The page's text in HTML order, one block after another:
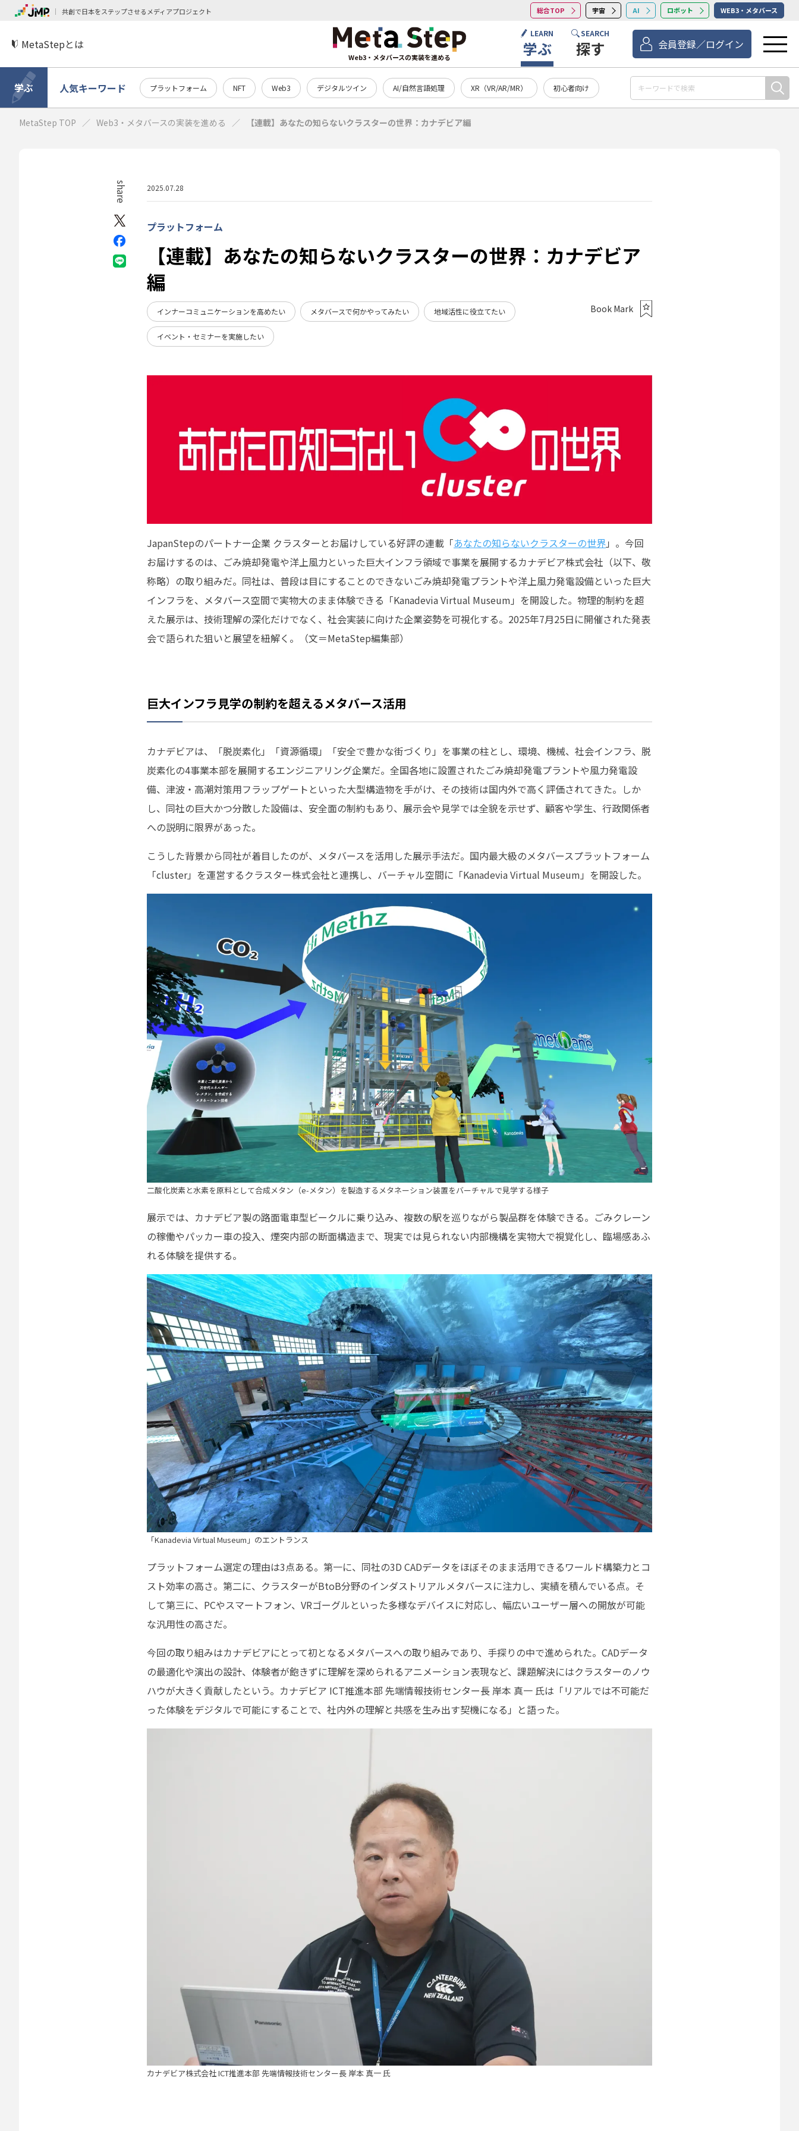
共創で日本をステップさせるメディアプロジェクト 総合TOP 宇宙 AI ロボット WEB3・メタバース
Web3・メタバースの実装を進める
MetaStepとは
LEARN
学ぶ
SEARCH
探す 会員登録／ログイン
学ぶ 人気キーワード プラットフォーム NFT Web3 デジタルツイン AI/自然言語処理 XR（VR/AR/MR） 初心者向け
MetaStep TOP Web3・メタバースの実装を進める 【連載】あなたの知らないクラスターの世界：カナデビア編
2025.07.28
プラットフォーム
【連載】あなたの知らないクラスターの世界：カナデビア
編
インナーコミュニケーションを高めたい メタバースで何かやってみたい 地域活性に役立てたい
イベント・セミナーを実施したい
Book Mark
JapanStepのパートナー企業 クラスターとお届けしている好評の連載「あなたの知らないクラスターの世界」。今回
お届けするのは、ごみ焼却発電や洋上風力といった巨大インフラ領域で事業を展開するカナデビア株式会社（以下、敬
称略）の取り組みだ。同社は、普段は目にすることのできないごみ焼却発電プラントや洋上風力発電設備といった巨大
インフラを、メタバース空間で実物大のまま体験できる「Kanadevia Virtual Museum」を開設した。物理的制約を超
えた展示は、技術理解の深化だけでなく、社会実装に向けた企業姿勢を可視化する。2025年7月25日に開催された発表
会で語られた狙いと展望を紐解く。
（文＝MetaStep編集部）
巨大インフラ見学の制約を超えるメタバース活用
カナデビアは、「脱炭素化」「資源循環」「安全で豊かな街づくり」を事業の柱とし、環境、機械、社会インフラ、脱
炭素化の4事業本部を展開するエンジニアリング企業だ。全国各地に設置されたごみ焼却発電プラントや風力発電設
備、津波・高潮対策用フラップゲートといった大型構造物を手がけ、その技術は国内外で高く評価されてきた。しか
し、同社の巨大かつ分散した設備は、安全面の制約もあり、展示会や見学では全貌を示せず、顧客や学生、行政関係者
への説明に限界があった。
こうした背景から同社が着目したのが、メタバースを活用した展示手法だ。国内最大級のメタバースプラットフォーム
「cluster」を運営するクラスター株式会社と連携し、バーチャル空間に「Kanadevia Virtual Museum」を開設した。
二酸化炭素と水素を原料として合成メタン（e-メタン）を製造するメタネーション装置をバーチャルで見学する様子
展示では、カナデビア製の路面電車型ビークルに乗り込み、複数の駅を巡りながら製品群を体験できる。ごみクレーン
の稼働やパッカー車の投入、煙突内部の断面構造まで、現実では見られない内部機構を実物大で視覚化し、臨場感あふ
れる体験を提供する。
「Kanadevia Virtual Museum」のエントランス
プラットフォーム選定の理由は3点ある。第一に、同社の3D CADデータをほぼそのまま活用できるワールド構築力とコ
スト効率の高さ。第二に、クラスターがBtoB分野のインダストリアルメタバースに注力し、実績を積んでいる点。そ
して第三に、PCやスマートフォン、VRゴーグルといった多様なデバイスに対応し、幅広いユーザー層への開放が可能
な汎用性の高さだ。
今回の取り組みはカナデビアにとって初となるメタバースへの取り組みであり、手探りの中で進められた。CADデータ
の最適化や演出の設計、体験者が飽きずに理解を深められるアニメーション表現など、課題解決にはクラスターのノウ
ハウが大きく貢献したという。カナデビア ICT推進本部 先端情報技術センター長 岸本 真一 氏は「リアルでは不可能だ
った体験をデジタルで可能にすることで、社内外の理解と共感を生み出す契機になる」と語った。
カナデビア株式会社 ICT推進本部 先端情報技術センター長 岸本 真一 氏
share